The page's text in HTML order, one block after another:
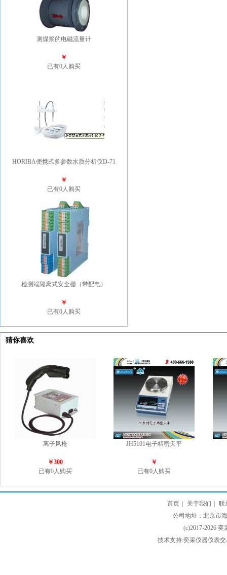
测煤浆的电磁流量计
￥
已有0人购买
HORIBA便携式多参数水质分析仪D-71
￥
已有0人购买
检测端隔离式安全栅（带配电）
￥
已有0人购买
猜你喜欢
离子风枪
￥300
已有0人购买
JH5101电子精密天平
￥
已有0人购买
首页 关于我们
联
公司地址：北京市
(c)2017-2026
技术支持:奕采仪器仪表